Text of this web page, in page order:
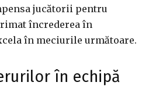
jucătorii pentru
încrederea în
în meciurile următoare.
în echipă